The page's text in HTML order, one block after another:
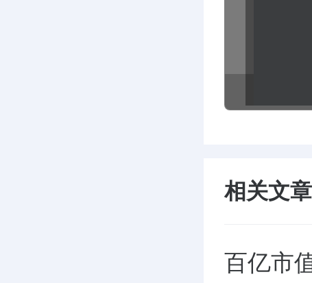
相关文章
百亿市